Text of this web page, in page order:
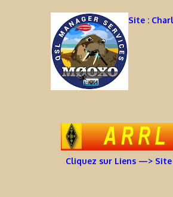
Site :
Cliquez sur Liens —> Site